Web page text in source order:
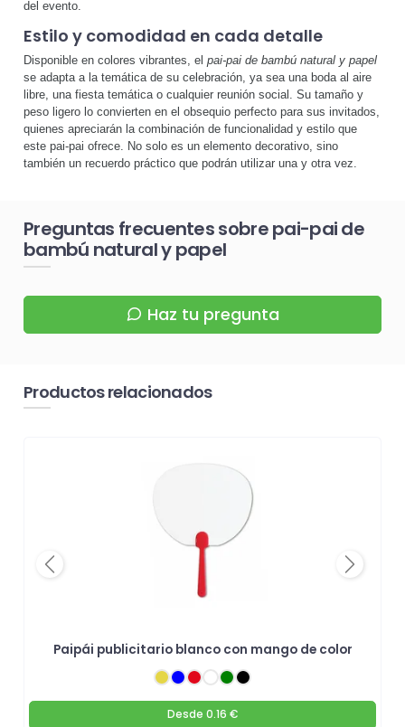
del evento.
Estilo y comodidad en cada detalle
Disponible en colores vibrantes, el pai-pai de bambú natural y papel
se adapta a la temática de su celebración, ya sea una boda al aire
libre, una fiesta temática o cualquier reunión social. Su tamaño y
peso ligero lo convierten en el obsequio perfecto para sus invitados,
quienes apreciarán la combinación de funcionalidad y estilo que
este pai-pai ofrece. No solo es un elemento decorativo, sino
también un recuerdo práctico que podrán utilizar una y otra vez.
Preguntas frecuentes sobre pai-pai de
bambú natural y papel
Haz tu pregunta
Productos relacionados
Paipái publicitario blanco con mango de color
Desde 0.16 €
Previous Next